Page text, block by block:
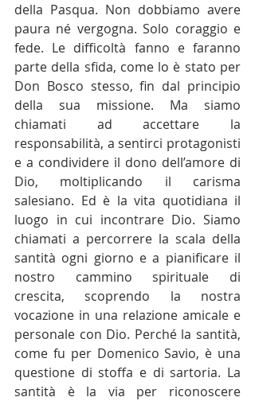
della Pasqua. Non dobbiamo avere
paura né vergogna. Solo coraggio e
fede. Le difficoltà fanno e faranno
parte della sfida, come lo è stato per
Don Bosco stesso, fin dal principio
della sua missione. Ma siamo
chiamati ad accettare la
responsabilità, a sentirci protagonisti
e a condividere il dono dell’amore di
Dio, moltiplicando il carisma
salesiano. Ed è la vita quotidiana il
luogo in cui incontrare Dio. Siamo
chiamati a percorrere la scala della
santità ogni giorno e a pianificare il
nostro cammino spirituale di
crescita, scoprendo la nostra
vocazione in una relazione amicale e
personale con Dio. Perché la santità,
come fu per Domenico Savio, è una
questione di stoffa e di sartoria. La
santità è la via per riconoscere